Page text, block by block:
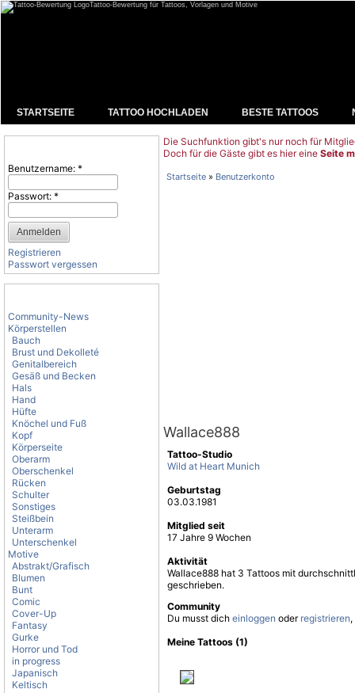
Tattoo-Bewertung für Tattoos, Vorlagen und Motive
STARTSEITE TATTOO HOCHLADEN BESTE TATTOOS
Benutzername: *
Passwort: *
Registrieren
Passwort vergessen
Community-News
Körperstellen
Bauch
Brust und Dekolleté
Genitalbereich
Gesäß und Becken
Hals
Hand
Hüfte
Knöchel und Fuß
Kopf
Körperseite
Oberarm
Oberschenkel
Rücken
Schulter
Sonstiges
Steißbein
Unterarm
Unterschenkel
Motive
Abstrakt/Grafisch
Blumen
Bunt
Comic
Cover-Up
Fantasy
Gurke
Horror und Tod
in progress
Japanisch
Keltisch
Die Suchfunktion gibt's nur noch für
Doch für die Gäste gibt es hier eine Seite
Startseite » Benutzerkonto
Wallace888
Tattoo-Studio
Wild at Heart Munich
Geburtstag
03.03.1981
Mitglied seit
17 Jahre 9 Wochen
Aktivität
Wallace888 hat 3 Tattoos mit
geschrieben.
Community
Du musst dich einloggen oder registrieren
Meine Tattoos (1)